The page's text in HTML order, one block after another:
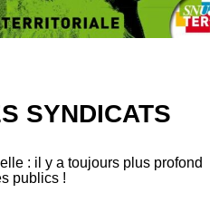
SYNDICATS
: il y a toujours plus profond
publics !